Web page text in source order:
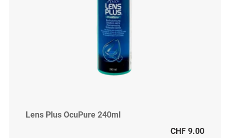
Lens Plus OcuPure 240ml
CHF 9.00